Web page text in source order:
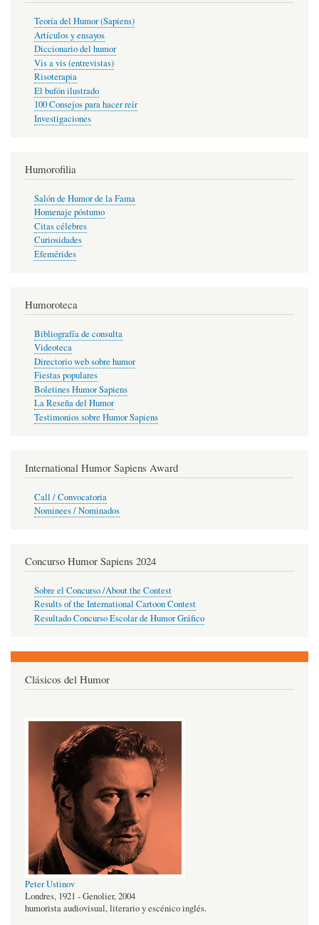
Teoría del Humor (Sapiens)
Artículos y ensayos
Diccionario del humor
Vis a vis (entrevistas)
Risoterapia
El bufón ilustrado
100 Consejos para hacer reír
Investigaciones
Humorofilia
Salón de Humor de la Fama
Homenaje póstumo
Citas célebres
Curiosidades
Efemérides
Humoroteca
Bibliografía de consulta
Videoteca
Directorio web sobre humor
Fiestas populares
Boletines Humor Sapiens
La Reseña del Humor
Testimonios sobre Humor Sapiens
International Humor Sapiens Award
Call / Convocatoria
Nominees / Nominados
Concurso Humor Sapiens 2024
Sobre el Concurso /About the Contest
Results of the International Cartoon Contest
Resultado Concurso Escolar de Humor Gráfico
Clásicos del Humor
Peter Ustinov
Londres, 1921 - Genolier, 2004
humorista audiovisual, literario y escénico inglés.